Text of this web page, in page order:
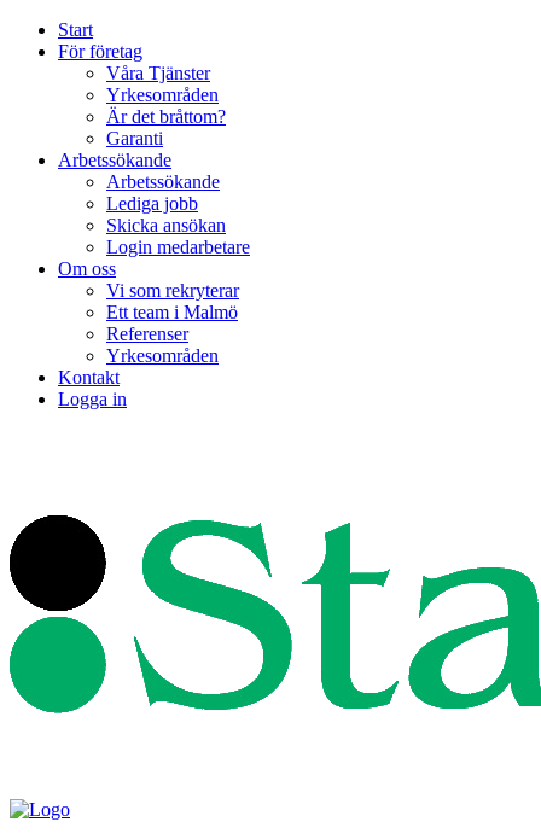
Start
För företag
Våra Tjänster
Yrkesområden
Är det bråttom?
Garanti
Arbetssökande
Arbetssökande
Lediga jobb
Skicka ansökan
Login medarbetare
Om oss
Vi som rekryterar
Ett team i Malmö
Referenser
Yrkesområden
Kontakt
Logga in